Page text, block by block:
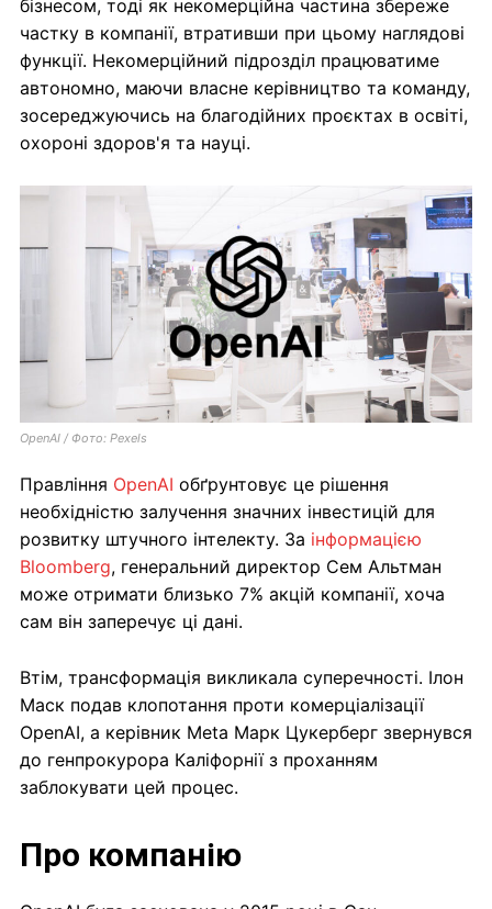
бізнесом, тоді як некомерційна частина збереже
частку в компанії, втративши при цьому наглядові
функції. Некомерційний підрозділ працюватиме
автономно, маючи власне керівництво та команду,
зосереджуючись на благодійних проєктах в освіті,
охороні здоров'я та науці.
OpenAI / Фото: Pexels
Правління OpenAI обґрунтовує це рішення
необхідністю залучення значних інвестицій для
розвитку штучного інтелекту. За інформацією
Bloomberg, генеральний директор Сем Альтман
може отримати близько 7% акцій компанії, хоча
сам він заперечує ці дані.
Втім, трансформація викликала суперечності. Ілон
Маск подав клопотання проти комерціалізації
OpenAI, а керівник Meta Марк Цукерберг звернувся
до генпрокурора Каліфорнії з проханням
заблокувати цей процес.
Про компанію